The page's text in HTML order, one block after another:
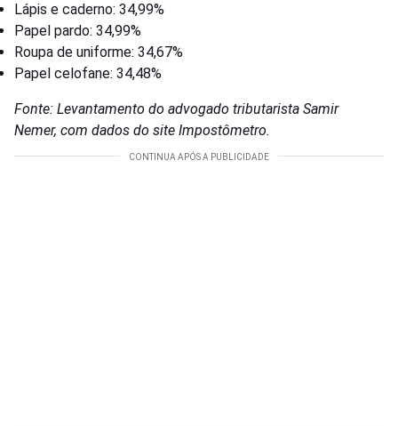
Lápis e caderno: 34,99%
Papel pardo: 34,99%
Roupa de uniforme: 34,67%
Papel celofane: 34,48%
Fonte: Levantamento do advogado tributarista Samir
Nemer, com dados do site Impostômetro.